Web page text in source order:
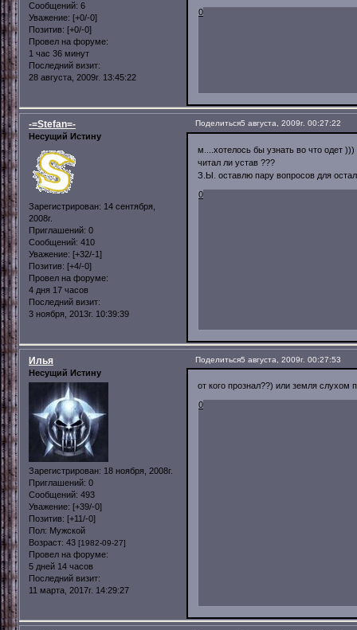
Сообщений: 6
Уважение: [+0/-0]
Позитив: [+0/-0]
Провел на форуме:
1 час 36 минут
Последний визит:
28 августа, 2009г. 13:45:22
0
Поделиться5 августа, 2009г. 00:27:22
-=Stefan=-
Несущий Истину
Зарегистрирован: 14 сентября,
2008г.
Приглашений: 0
Сообщений: 410
Уважение: [+32/-1]
Позитив: [+4/-0]
Провел на форуме:
4 дня 17 часов
Последний визит:
3 ноября, 2013г. 10:39:39
м....хотелось бы узнать во что одет )))
читал ли устав ???
З.Ы. оставлю пару вопросов для
0
Поделиться5 августа, 2009г. 00:27:53
Илья
Несущий Истину
Зарегистрирован: 18 ноября, 2008г.
Приглашений: 0
Сообщений: 493
Уважение: [+39/-0]
Позитив: [+11/-0]
Пол: Мужской
Возраст: 43 [1982-09-27]
Провел на форуме:
5 дней 14 часов
Последний визит:
11 марта, 2017г. 14:29:27
от кого прознал??) или земля слухом
0